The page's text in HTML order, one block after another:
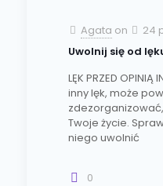
Agata on
24
Uwolnij się od
LĘK PRZED
inny lęk, może
Twoje życie.
niego uwolnić
0